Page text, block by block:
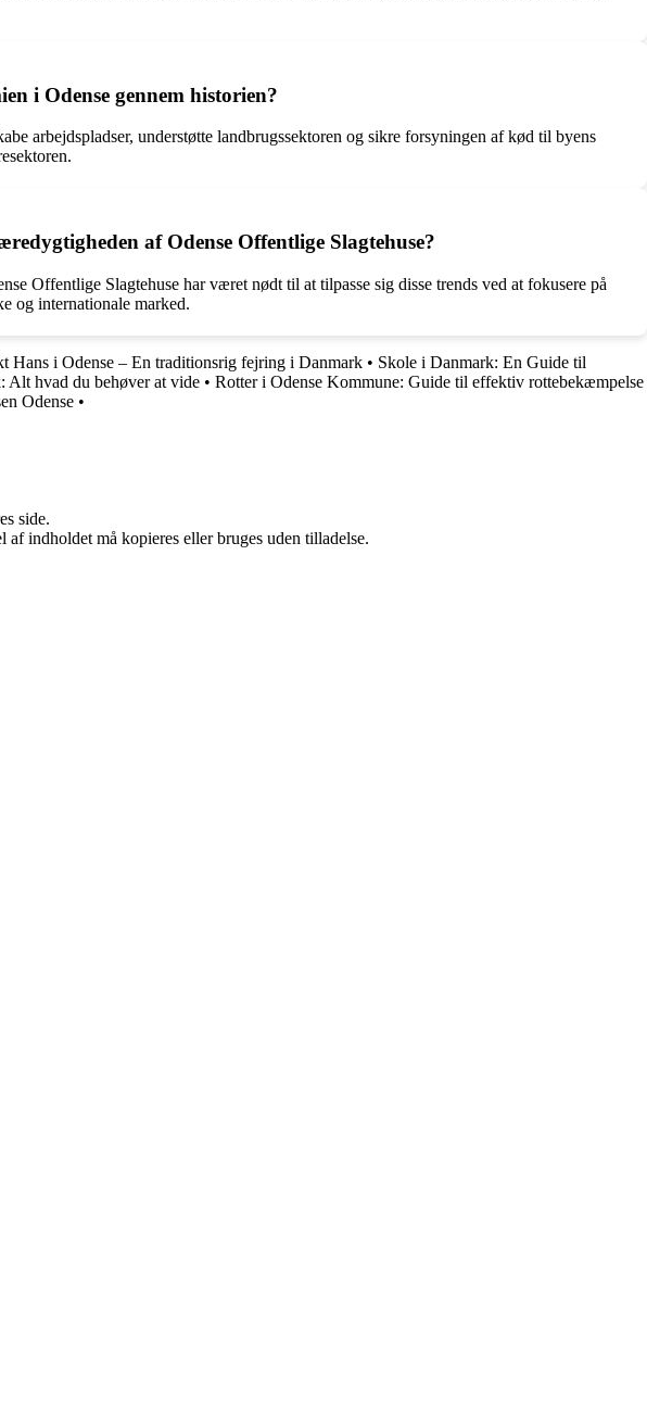
i Odense gennem historien?
arbejdspladser, understøtte landbrugssektoren og sikre forsyningen af kød til byens
af Odense Offentlige Slagtehuse?
Offentlige Slagtehuse har været nødt til at tilpasse sig disse trends ved at fokusere på
og internationale marked.
Hans i Odense – En traditionsrig fejring i Danmark • Skole i Danmark: En Guide til
Alt hvad du behøver at vide • Rotter i Odense Kommune: Guide til effektiv rottebekæmpelse
Odense •
side.
indholdet må kopieres eller bruges uden tilladelse.